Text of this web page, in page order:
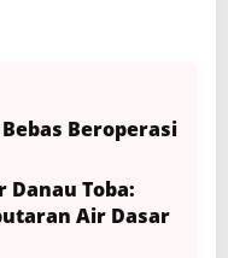
Beroperasi
Danau Toba:
Air Dasar